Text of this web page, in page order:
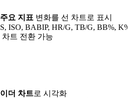
요 지표 변화를 선 차트로 표시
ISO, BABIP, HR/G, TB/G, BB%,
트 전환 가능
더 차트로 시각화